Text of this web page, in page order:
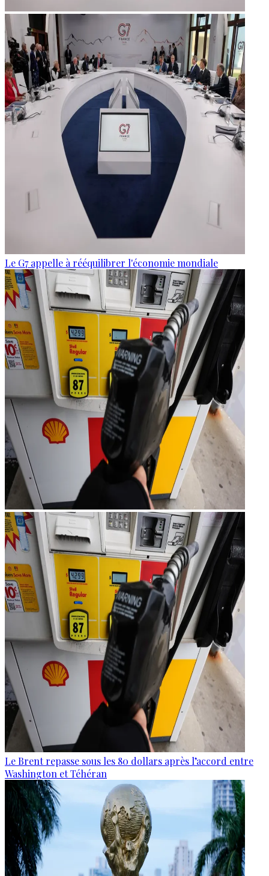
Le G7 appelle à rééquilibrer l'économie mondiale
Le Brent repasse sous les 80 dollars après l’accord entre
Washington et Téhéran